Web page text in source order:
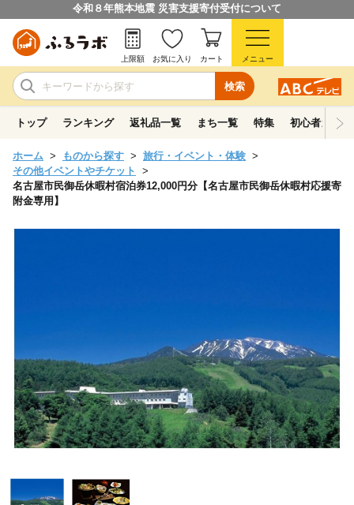
令和８年熊本地震 災害支援寄付受付について
検索
上限額 お気に入り カート メニュー
トップ ランキング 返礼品一覧 まち一覧 特集 初心者ガイド
ホーム ものから探す
旅行・イベント・体験
その他イベントやチケット
名古屋市民御岳休暇村宿泊券12,000円分【名古屋市民御岳休暇村応援寄
附金専用】